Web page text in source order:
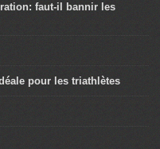
faut-il bannir les
pour les triathlètes